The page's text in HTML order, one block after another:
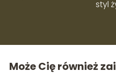
styl
Może Cię również